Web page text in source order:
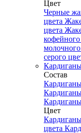
Цвет
Черные
цвета
цвета
кофейного
молочного
серого
Состав
Цвет
цвета